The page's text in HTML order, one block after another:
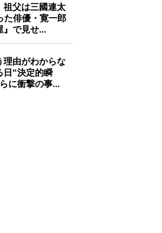
祖父は三國連太
た俳優・寛一郎
』で見せ...
理由がわからな
“決定的瞬
に衝撃の事...